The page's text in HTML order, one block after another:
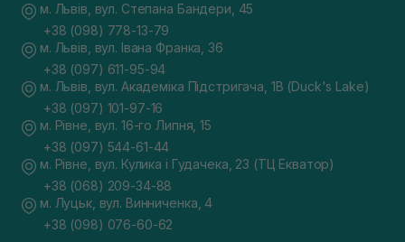
м. Львів, вул. Степана Бандери, 45
+38 (098) 778-13-79
м. Львів, вул. Івана Франка, 36
+38 (097) 611-95-94
м. Львів, вул. Академіка Підстригача, 1В (Duck's Lake)
+38 (097) 101-97-16
м. Рівне, вул. 16-го Липня, 15
+38 (097) 544-61-44
м. Рівне, вул. Кулика і Гудачека, 23 (ТЦ Екватор)
+38 (068) 209-34-88
м. Луцьк, вул. Винниченка, 4
+38 (098) 076-60-62